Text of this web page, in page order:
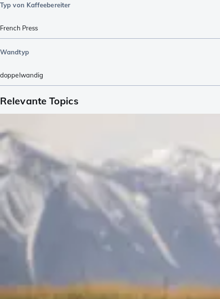
Typ von Kaffeebereiter
French Press
Wandtyp
doppelwandig
Relevante Topics